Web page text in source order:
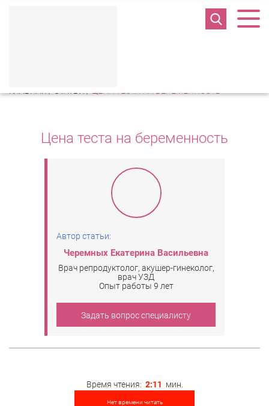
Цена теста на беременность
Автор статьи:
Черемных Екатерина Васильевна
Врач репродуктолог, акушер-гинеколог,
врач УЗД
Опыт работы 9 лет
Задать вопрос специалисту
Время чтения: 2:11 мин.
Нет времени читать